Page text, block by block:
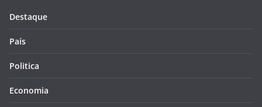
Destaque
País
Politica
Economia